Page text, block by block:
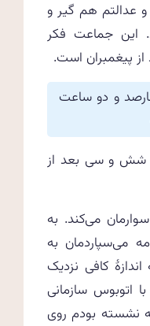
عدالتم هم گیر و
این جماعت فکر
پیغمبران است.
و دو ساعت
شش و سی بعد از
می‌کند. به
می‌سپاردمان به
کافی نزدیک
اتوبوس سازمانی
نشسته بودم روی